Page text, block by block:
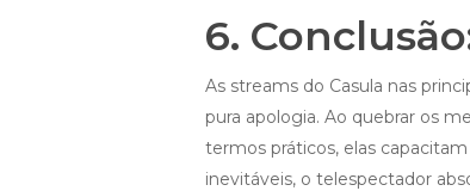
6.
As streams do Casula nas
pura apologia. Ao quebrar os
termos práticos, elas
inevitáveis, o telespectador